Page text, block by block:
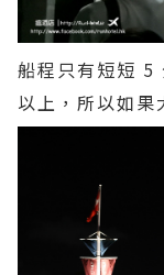
船程只有短短 5
以上，所以如果